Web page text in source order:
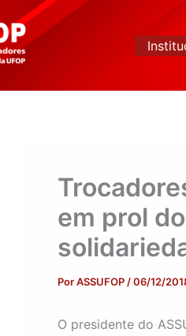
em prol
PorASSUFOP /06/12/
O presidente do